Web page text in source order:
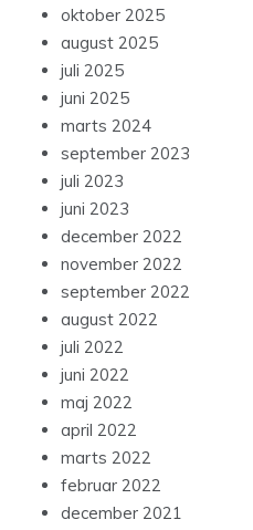
oktober 2025
august 2025
juli 2025
juni 2025
marts 2024
september 2023
juli 2023
juni 2023
december 2022
november 2022
september 2022
august 2022
juli 2022
juni 2022
maj 2022
april 2022
marts 2022
februar 2022
december 2021